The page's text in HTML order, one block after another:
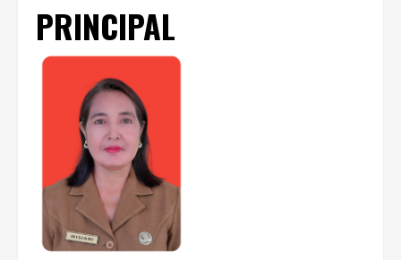
PRINCIPAL